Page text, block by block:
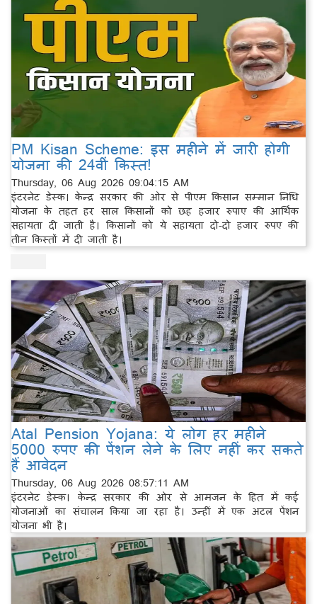
PM Kisan Scheme: इस महीने में जारी होगी
योजना की 24वीं किस्त!
Thursday, 06 Aug 2026 09:04:15 AM
इंटरनेट डेस्क। केन्द्र सरकार की ओर से पीएम किसान सम्मान निधि
योजना के तहत हर साल किसानों को छह हजार रुपाए की आर्थिक
सहायता दी जाती है। किसानों को ये सहायता दो-दो हजार रुपए की
तीन किस्तों में दी जाती है।
Atal Pension Yojana: ये लोग हर महीने
5000 रुपए की पेंशन लेने के लिए नहीं कर सकते
हैं आवेदन
Thursday, 06 Aug 2026 08:57:11 AM
इंटरनेट डेस्क। केन्द्र सरकार की ओर से आमजन के हित में कई
योजनाओं का संचालन किया जा रहा है। उन्हीं में एक अटल पेंशन
योजना भी है।